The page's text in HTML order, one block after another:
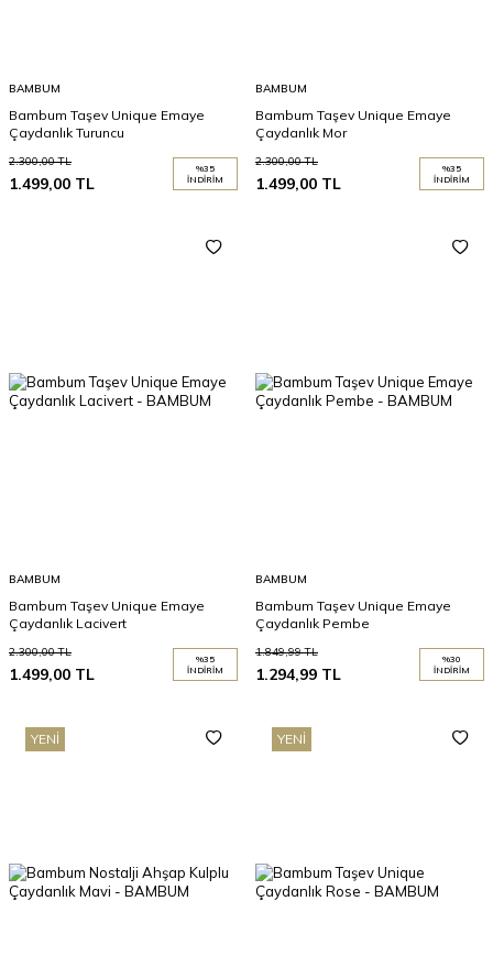
BAMBUM
Bambum Taşev Unique Emaye
Çaydanlık Turuncu
2.300,00TL
1.499,00 TL
%35
İNDIRIM
BAMBUM
Bambum Taşev Unique Emaye
Çaydanlık Mor
2.300,00TL
1.499,00 TL
%35
İNDIRIM
BAMBUM
Bambum Taşev Unique Emaye
Çaydanlık Lacivert
2.300,00TL
1.499,00 TL
%35
İNDIRIM
BAMBUM
Bambum Taşev Unique Emaye
Çaydanlık Pembe
1.849,99TL
1.294,99 TL
%30
İNDIRIM
YENI YENI